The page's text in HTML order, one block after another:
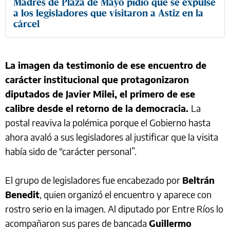
a los legisladores que visitaron a Astiz en la
cárcel
La imagen da testimonio de ese encuentro de
carácter institucional que protagonizaron
diputados de Javier Milei, el primero de ese
calibre desde el retorno de la democracia. La
postal reaviva la polémica porque el Gobierno hasta
ahora avaló a sus legisladores al justificar que la visita
había sido de “carácter personal”.
El grupo de legisladores fue encabezado por Beltrán
Benedit, quien organizó el encuentro y aparece con
rostro serio en la imagen. Al diputado por Entre Ríos lo
acompañaron sus pares de bancada Guillermo